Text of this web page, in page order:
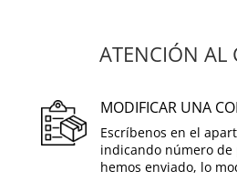
ATENCIÓN AL
MODIFICAR UNA
Escríbenos en el
indicando número
hemos enviado, lo